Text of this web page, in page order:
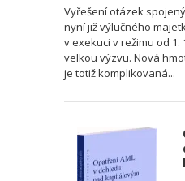
Vyřešení otázek
nyní již výlučného
v exekuci v režimu od 1.
velkou výzvu. Nová
je totiž komplikovaná...